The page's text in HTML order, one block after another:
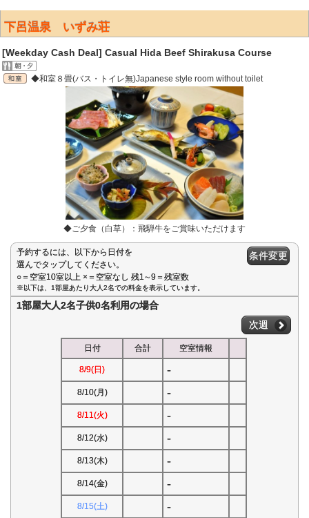
下呂温泉 いずみ荘
[Weekday Cash Deal] Casual Hida Beef Shirakusa Course
◆和室８畳(バス・トイレ無)Japanese style room without toilet
◆ご夕食（白草）：飛騨牛をご賞味いただけます
予約するには、以下から日付を
選んでタップしてください。
○＝空室10室以上 ×＝空室なし 残1∼9＝残室数
条件変更
※以下は、1部屋あたり大人2名での料金を表示しています。
1部屋大人2名子供0名利用の場合
次週
日付 合計 空室情報
8/9(日) -
8/10(月) -
8/11(火) -
8/12(水) -
8/13(木) -
8/14(金) -
8/15(土) -